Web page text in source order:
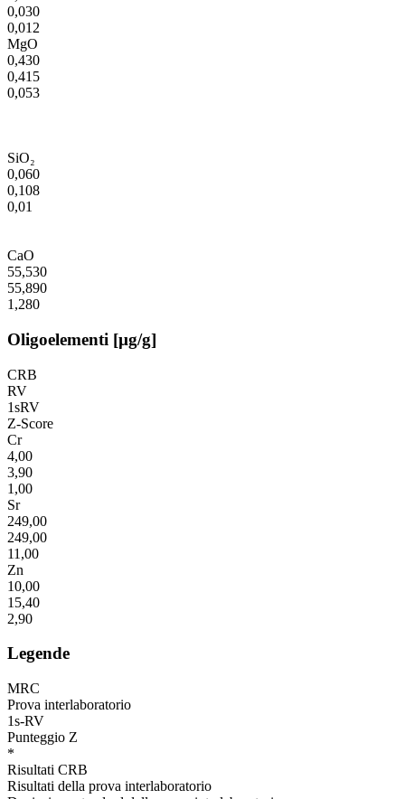
0,030
0,012
MgO
0,430
0,415
0,053
SiO₂
0,060
0,108
0,01
CaO
55,530
55,890
1,280
Oligoelementi [µg/g]
CRB
RV
1sRV
Z-Score
Cr
4,00
3,90
1,00
Sr
249,00
249,00
11,00
Zn
10,00
15,40
2,90
Legende
MRC
Prova interlaboratorio
1s-RV
Punteggio Z
*
Risultati CRB
Risultati della prova interlaboratorio